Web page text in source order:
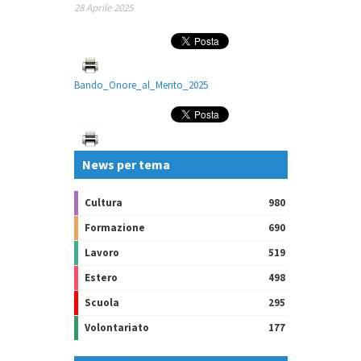
28 Aprile 2025
Bando_Onore_al_Merito_2025
News per tema
Cultura
980
Formazione
690
Lavoro
519
Estero
498
Scuola
295
Volontariato
177